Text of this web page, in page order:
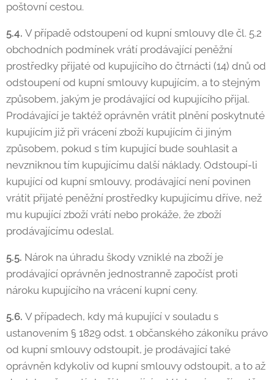
poštovní cestou.
5.4. V případě odstoupení od kupní smlouvy dle čl. 5.2
obchodních podmínek vrátí prodávající peněžní
prostředky přijaté od kupujícího do čtrnácti (14) dnů od
odstoupení od kupní smlouvy kupujícím, a to stejným
způsobem, jakým je prodávající od kupujícího přijal.
Prodávající je taktéž oprávněn vrátit plnění poskytnuté
kupujícím již při vrácení zboží kupujícím či jiným
způsobem, pokud s tím kupující bude souhlasit a
nevzniknou tím kupujícímu další náklady. Odstoupí-li
kupující od kupní smlouvy, prodávající není povinen
vrátit přijaté peněžní prostředky kupujícímu dříve, než
mu kupující zboží vrátí nebo prokáže, že zboží
prodávajícímu odeslal.
5.5. Nárok na úhradu škody vzniklé na zboží je
prodávající oprávněn jednostranně započíst proti
nároku kupujícího na vrácení kupní ceny.
5.6. V případech, kdy má kupující v souladu s
ustanovením § 1829 odst. 1 občanského zákoníku právo
od kupní smlouvy odstoupit, je prodávající také
oprávněn kdykoliv od kupní smlouvy odstoupit, a to až